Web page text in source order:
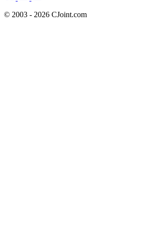
© 2003 - 2026 CJoint.com